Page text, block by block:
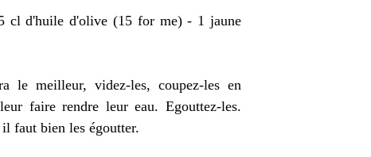
cl d'huile d'olive (15 for me) - 1 jaune
le meilleur, videz-les, coupez-les en
faire rendre leur eau. Egouttez-les.
il faut bien les égoutter.